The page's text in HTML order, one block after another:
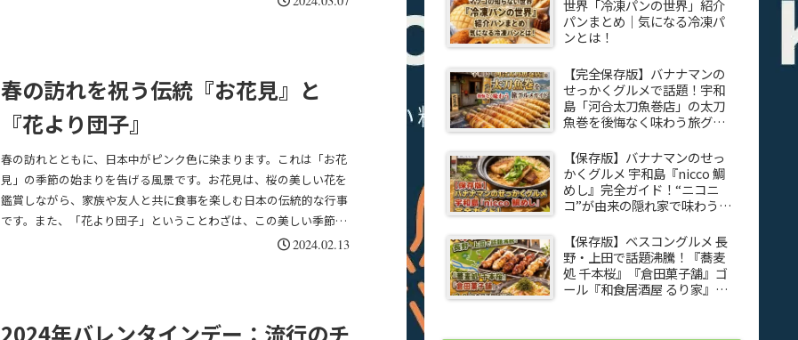
煮込むことで、味がよく染み込みます。* アレンジ: 好みの野菜やハ
ーブ、スパイスを加えて、オリジナルのミートソースを楽しんでみ
てください。
春の訪れを祝う伝統『お花見』と
『花より団子』
春の訪れとともに、日本中がピンク色に染まります。これは「お花
見」の季節の始まりを告げる風景です。お花見は、桜の美しい花を
鑑賞しながら、家族や友人と共に食事を楽しむ日本の伝統的な行事
です。また、「花より団子」ということわざは、この美しい季節
2024.02.13
2024年バレンタインデー：流行のチ
世界「冷凍パンの世界」紹介
パンまとめ｜気になる冷凍パ
ンとは！
【完全保存版】バナナマンの
せっかくグルメで話題！宇和
島「河合太刀魚巻店」の太刀
魚巻を後悔なく味わう旅グル
【保存版】バナナマンのせっ
かくグルメ 宇和島『nicco 鯛
めし』完全ガイド！“ニコニ
コ”が由来の隠れ家で味わう感
【保存版】ベスコングルメ 長
野・上田で話題沸騰！『蕎麦
処 千本桜』『倉田菓子舗』ゴ
ール『和食居酒屋 るり家』焼